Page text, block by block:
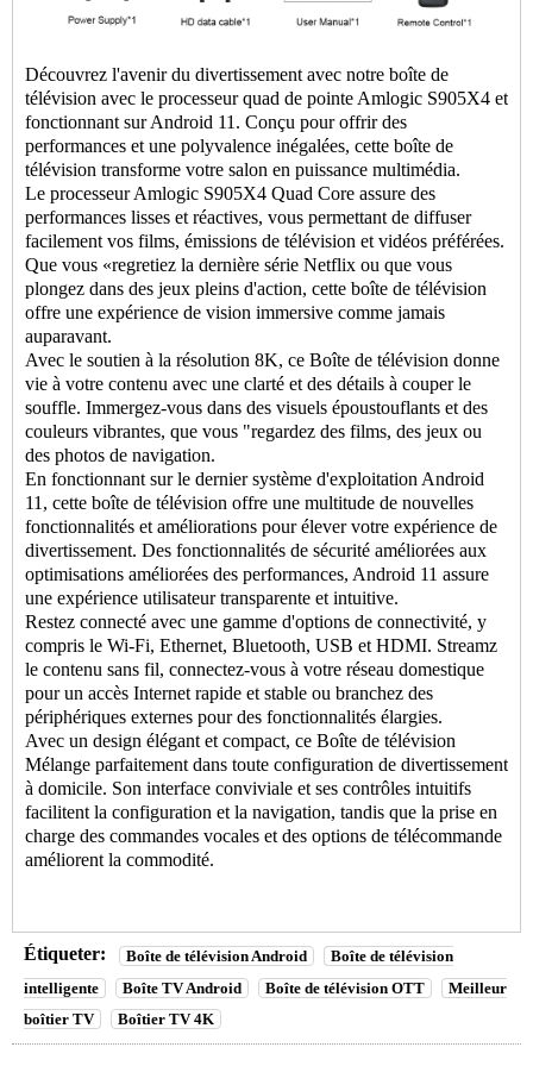
Découvrez l'avenir du divertissement avec notre boîte de
télévision avec le processeur quad de pointe Amlogic S905X4 et
fonctionnant sur Android 11. Conçu pour offrir des
performances et une polyvalence inégalées, cette boîte de
télévision transforme votre salon en puissance multimédia.
Le processeur Amlogic S905X4 Quad Core assure des
performances lisses et réactives, vous permettant de diffuser
facilement vos films, émissions de télévision et vidéos préférées.
Que vous «regretiez la dernière série Netflix ou que vous
plongez dans des jeux pleins d'action, cette boîte de télévision
offre une expérience de vision immersive comme jamais
auparavant.
Avec le soutien à la résolution 8K, ce Boîte de télévision donne
vie à votre contenu avec une clarté et des détails à couper le
souffle. Immergez-vous dans des visuels époustouflants et des
couleurs vibrantes, que vous "regardez des films, des jeux ou
des photos de navigation.
En fonctionnant sur le dernier système d'exploitation Android
11, cette boîte de télévision offre une multitude de nouvelles
fonctionnalités et améliorations pour élever votre expérience de
divertissement. Des fonctionnalités de sécurité améliorées aux
optimisations améliorées des performances, Android 11 assure
une expérience utilisateur transparente et intuitive.
Restez connecté avec une gamme d'options de connectivité, y
compris le Wi-Fi, Ethernet, Bluetooth, USB et HDMI. Streamz
le contenu sans fil, connectez-vous à votre réseau domestique
pour un accès Internet rapide et stable ou branchez des
périphériques externes pour des fonctionnalités élargies.
Avec un design élégant et compact, ce Boîte de télévision
Mélange parfaitement dans toute configuration de divertissement
à domicile. Son interface conviviale et ses contrôles intuitifs
facilitent la configuration et la navigation, tandis que la prise en
charge des commandes vocales et des options de télécommande
améliorent la commodité.
Étiqueter: Boîte de télévision Android
Boîte de télévision
intelligente
Boîte TV Android Boîte de télévision OTT
Meilleur
boîtier TV
Boîtier TV 4K